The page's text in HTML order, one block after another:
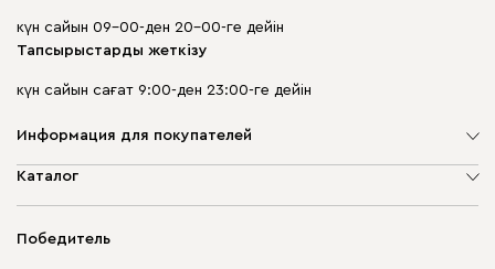
күн сайын 09-00-ден 20-00-ге дейін
Тапсырыстарды жеткізу
күн сайын сағат 9:00-ден 23:00-ге дейін
Информация для покупателей
Компания туралы
Кепілдік
Каталог
Шкаф жиһазы
Победитель